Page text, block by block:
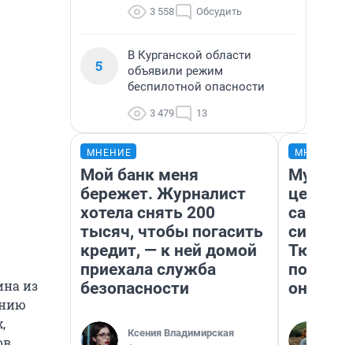
из
3 558 Обсудить
5
В Курганской области
объявили режим
беспилотной опасности
3 479 13
МНЕНИЕ
Мой банк меня
бережет. Журналист
хотела снять 200
тысяч, чтобы погасить
кредит, — к ней домой
приехала служба
безопасности
Ксения Владимирская
они